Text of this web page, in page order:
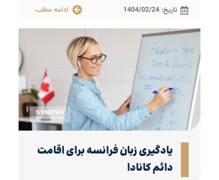
تاریخ: 1404/02/24 ادامه مطلب
یادگیری زبان فرانسه برای اقامت
دائم کانادا